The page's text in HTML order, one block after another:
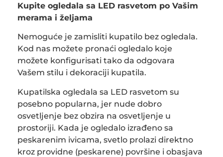
Kupite ogledala sa LED rasvetom po Vašim
merama i željama
Nemoguće je zamisliti kupatilo bez ogledala.
Kod nas možete pronaći ogledalo koje
možete konfigurisati tako da odgovara
Vašem stilu i dekoraciji kupatila.
Kupatilska ogledala sa LED rasvetom su
posebno popularna, jer nude dobro
osvetljenje bez obzira na osvetljenje u
prostoriji. Kada je ogledalo izrađeno sa
peskarenim ivicama, svetlo prolazi direktno
kroz providne (peskarene) površine i obasjava